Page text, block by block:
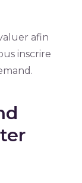
afin
inscrire